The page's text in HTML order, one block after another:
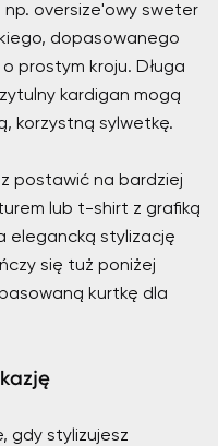
oversize'owy sweter
dopasowanego
prostym kroju. Długa
kardigan mogą
korzystną sylwetkę.
postawić na bardziej
lub t-shirt z grafiką
elegancką stylizację
się tuż poniżej
kurtkę dla
gdy stylizujesz